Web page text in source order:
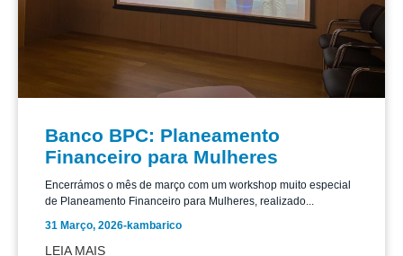
Banco BPC: Planeamento
Financeiro para Mulheres
Encerrámos o mês de março com um workshop muito especial
de Planeamento Financeiro para Mulheres, realizado...
31 Março, 2026-kambarico
LEIA MAIS